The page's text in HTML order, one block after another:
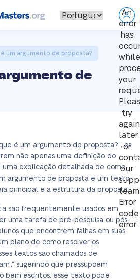
An
error
has
while
your
try
again
later
or
our
Error
code
error:
é um argumento de proposta?
de
é um argumento de proposta?”, os
não apenas uma definição do
explicação detalhada de como
argumento de proposta é um texto
principal e a estrutura da proposta.
são frequentemente usados em
uma tarefa de pré-pesquisa ou pós-
que encontrem falhas em suas
plano de como resolver os
textos são chamados de
sugerindo que pressupõem
bem escritos, esse texto pode